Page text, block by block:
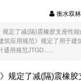
衡水双
规定了减(隔)震橡胶支座性
筑应用规范》规定了用于
通用规范JTGD......
规定了减(隔)震橡